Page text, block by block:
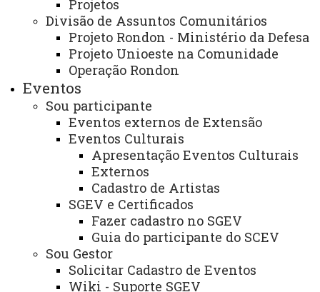
Projetos
Divisão de Assuntos Comunitários
Projeto Rondon - Ministério da Defesa
Projeto Unioeste na Comunidade
Operação Rondon
Eventos
Sou participante
Eventos externos de Extensão
Eventos Culturais
Apresentação Eventos Culturais
Externos
Cadastro de Artistas
SGEV e Certificados
Fazer cadastro no SGEV
Guia do participante do SCEV
Sou Gestor
Solicitar Cadastro de Eventos
Wiki - Suporte SGEV
FOMENTO À EXTENSÃO
UNIVERSITÁRIA
Pró-Reitoria de Extensão da Universidade
Estadual do Oeste do Paraná – UNIOESTE, no uso de
suas atribuições regimentais e estatutárias, torna
Resultado do Processo de Seleção de
, vinculado ao Edital nº 025/2026 - PROEX, com
o propósito de apoio às demandas da organização de
fomento e extensão da Unioeste e das ações
extensionistas.